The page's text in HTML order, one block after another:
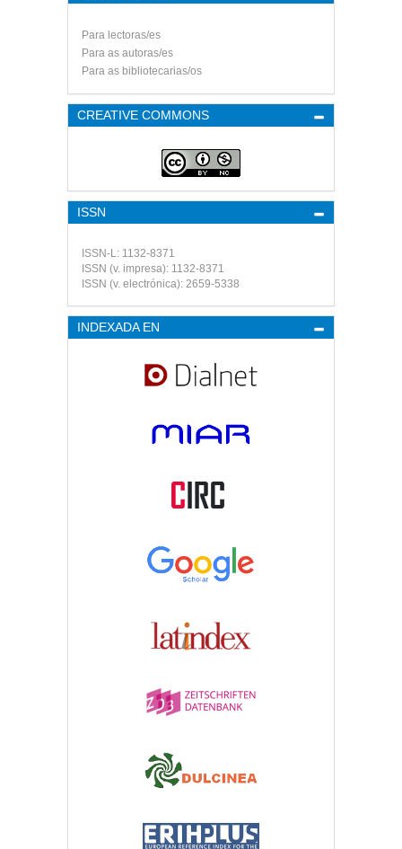
Para lectoras/es
Para as autoras/es
Para as bibliotecarias/os
CREATIVE COMMONS
ISSN
ISSN-L: 1132-8371
ISSN (v. impresa): 1132-8371
ISSN (v. electrónica): 2659-5338
INDEXADA EN